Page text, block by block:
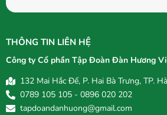
THÔNG TIN LIÊN HỆ
Công ty Cổ phần Tập Đoàn Đàn Hương
132 Mai Hắc Đế, P. Hai Bà Trưng, TP.
0789 105 105 - 0896 020 202
tapdoandanhuong@gmail.com